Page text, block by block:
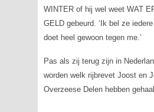
WINTER of hij wel weet WAT
GELD gebeurd. ‘Ik bel ze
doet heel gewoon tegen me.’
Pas als zij terug zijn in
worden welk rijbrevet Joost en
Overzeese Delen hebben